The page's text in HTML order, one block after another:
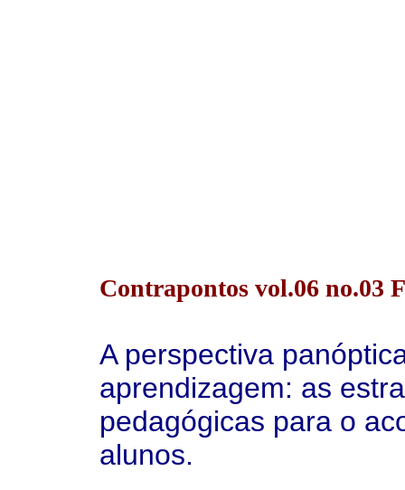
Contrapontos vol.06 no.03
A perspectiva
aprendizagem: as
pedagógicas para o
alunos.